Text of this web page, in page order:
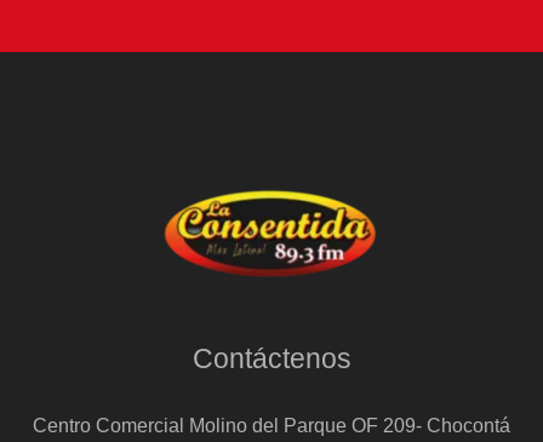
Contáctenos
Centro Comercial Molino del Parque OF 209- Chocontá